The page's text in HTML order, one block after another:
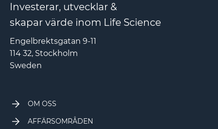
Investerar, utvecklar &
skapar värde inom Life Science
Engelbrektsgatan 9-11
114 32, Stockholm
Sweden
OM OSS
AFFÄRSOMRÅDEN